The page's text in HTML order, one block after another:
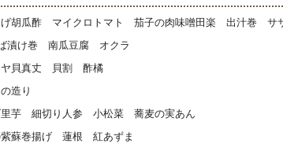
瓜酢 マイクロトマト 茄子の肉味噌田楽 出汁巻 サ
漬け巻 南瓜豆腐 オクラ
真丈 貝割 酢橘
り
細切り人参 小松菜 蕎麦の実あん
蘇巻揚げ 蓮根 紅あずま